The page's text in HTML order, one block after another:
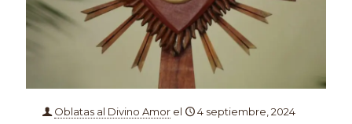
Oblatas al Divino Amor el 4 septiembre, 2024